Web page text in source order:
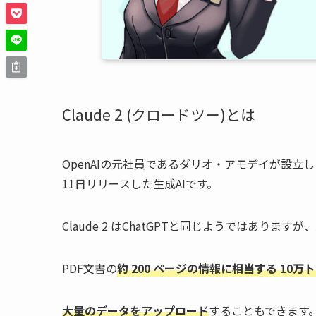
Claude 2 (クロードツー)とは
OpenAIの元社員であるダリオ・アモデイが設立
11日リリースした生成AIです。
Claude 2 はChatGPTと同じようではありますが
PDF文書の約 200 ページの情報に相当する 10万
大量のデータをアップロードすることもできます